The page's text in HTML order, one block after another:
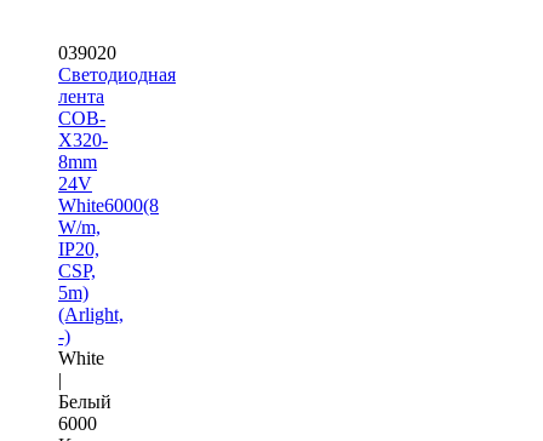
039020
Светодиодная
лента
COB-
X320-
8mm
24V
White6000(8
W/m,
IP20,
CSP,
5m)
(Arlight,
-)
White
|
Белый
6000